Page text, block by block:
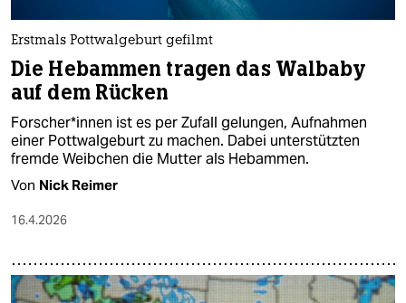
Erstmals Pottwalgeburt gefilmt
Die Hebammen tragen das Walbaby
auf dem Rücken
For­sche­r*in­nen ist es per Zufall gelungen, Aufnahmen
einer Pottwalgeburt zu machen. Dabei unterstützten
fremde Weibchen die Mutter als Hebammen.
Von Nick Reimer
16.4.2026